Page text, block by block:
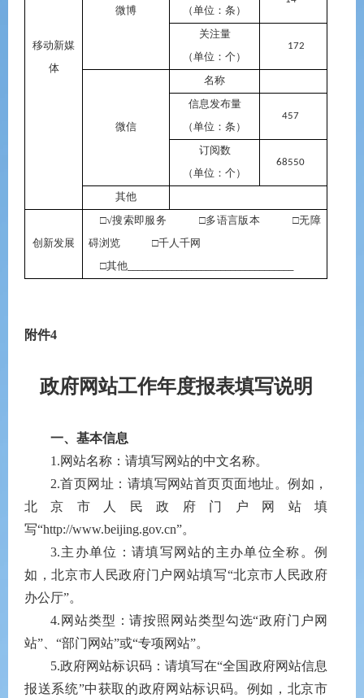
移动新媒
体
微博
（单位：条）
关注量
（单位：个）
172
微信
名称
信息发布量
（单位：条）
457
订阅数
（单位：个）
68550
其他
创新发展
□√搜索即服务 □多语言版本 □无障
碍浏览 □千人千网
□其他__________________________________
附件4
政府网站工作年度报表填写说明
一、基本信息
1.网站名称：请填写网站的中文名称。
2.首页网址：请填写网站首页页面地址。例如，
北京市人民政府门户网站填
写“http://www.beijing.gov.cn”。
3.主办单位：请填写网站的主办单位全称。例
如，北京市人民政府门户网站填写“北京市人民政府
办公厅”。
4. 网站类型：请按照网站类型勾选“政府门户网
站”、“部门网站”或“专项网站”。
5.政府网站标识码：请填写在“全国政府网站信息
报送系统”中获取的政府网站标识码。例如，北京市